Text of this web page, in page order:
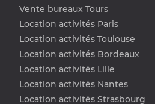
Vente bureaux Tours
Location activités Paris
Location activités Toulouse
Location activités Bordeaux
Location activités Lille
Location activités Nantes
Location activités Strasbourg